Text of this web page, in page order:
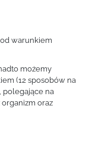
warunkiem
możemy
(12 sposobów na
polegające na
organizm oraz